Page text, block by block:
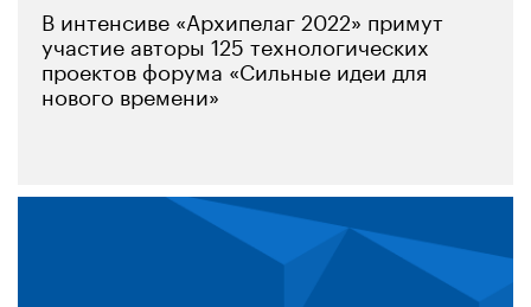
В интенсиве «Архипелаг 2022» примут
участие авторы 125 технологических
проектов форума «Сильные идеи для
нового времени»